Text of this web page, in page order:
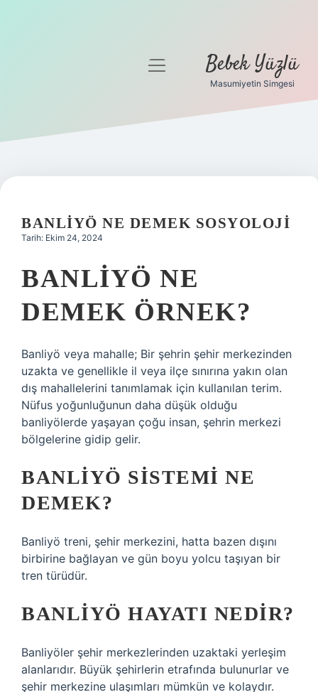
Gizlilik Politikası
Yasal Uyarı
menüyü
Bebek Yüzlü
Masumiyetin Simgesi
BANLIYÖ NE DEMEK SOSYOLOJI
Tarih: Ekim 24, 2024
BANLIYÖ NE
DEMEK ÖRNEK?
Banliyö veya mahalle; Bir şehrin şehir merkezinden
uzakta ve genellikle il veya ilçe sınırına yakın olan
dış mahallelerini tanımlamak için kullanılan terim.
Nüfus yoğunluğunun daha düşük olduğu
banliyölerde yaşayan çoğu insan, şehrin merkezi
bölgelerine gidip gelir.
BANLIYÖ SISTEMI NE
DEMEK?
Banliyö treni, şehir merkezini, hatta bazen dışını
birbirine bağlayan ve gün boyu yolcu taşıyan bir
tren türüdür.
BANLIYÖ HAYATI NEDIR?
Banliyöler şehir merkezlerinden uzaktaki yerleşim
alanlarıdır. Büyük şehirlerin etrafında bulunurlar ve
şehir merkezine ulaşımları mümkün ve kolaydır.